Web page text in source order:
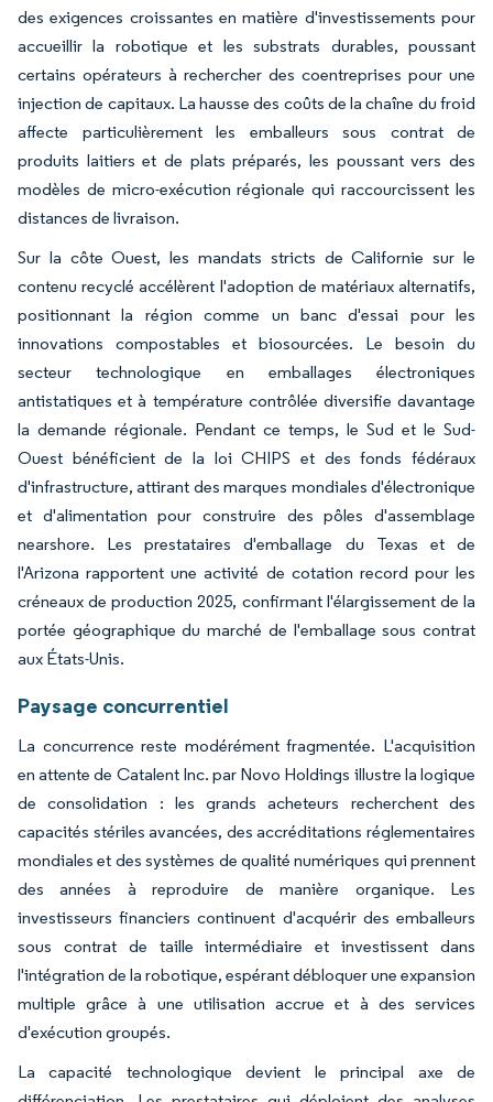
des exigences croissantes en matière d'investissements pour
accueillir la robotique et les substrats durables, poussant
certains opérateurs à rechercher des coentreprises pour une
injection de capitaux. La hausse des coûts de la chaîne du froid
affecte particulièrement les emballeurs sous contrat de
produits laitiers et de plats préparés, les poussant vers des
modèles de micro-exécution régionale qui raccourcissent les
distances de livraison.
Sur la côte Ouest, les mandats stricts de Californie sur le
contenu recyclé accélèrent l'adoption de matériaux alternatifs,
positionnant la région comme un banc d'essai pour les
innovations compostables et biosourcées. Le besoin du
secteur technologique en emballages électroniques
antistatiques et à température contrôlée diversifie davantage
la demande régionale. Pendant ce temps, le Sud et le Sud-
Ouest bénéficient de la loi CHIPS et des fonds fédéraux
d'infrastructure, attirant des marques mondiales d'électronique
et d'alimentation pour construire des pôles d'assemblage
nearshore. Les prestataires d'emballage du Texas et de
l'Arizona rapportent une activité de cotation record pour les
créneaux de production 2025, confirmant l'élargissement de la
portée géographique du marché de l'emballage sous contrat
aux États-Unis.
Paysage concurrentiel
La concurrence reste modérément fragmentée. L'acquisition
en attente de Catalent Inc. par Novo Holdings illustre la logique
de consolidation : les grands acheteurs recherchent des
capacités stériles avancées, des accréditations réglementaires
mondiales et des systèmes de qualité numériques qui prennent
des années à reproduire de manière organique. Les
investisseurs financiers continuent d'acquérir des emballeurs
sous contrat de taille intermédiaire et investissent dans
l'intégration de la robotique, espérant débloquer une expansion
multiple grâce à une utilisation accrue et à des services
d'exécution groupés.
La capacité technologique devient le principal axe de